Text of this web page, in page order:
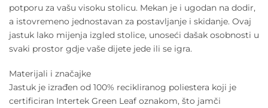
potporu za vašu visoku stolicu. Mekan je i ugodan na dodir,
a istovremeno jednostavan za postavljanje i skidanje. Ovaj
jastuk lako mijenja izgled stolice, unoseći dašak osobnosti u
svaki prostor gdje vaše dijete jede ili se igra.
Materijali i značajke
Jastuk je izrađen od 100% recikliranog poliestera koji je
certificiran Intertek Green Leaf oznakom, što jamči